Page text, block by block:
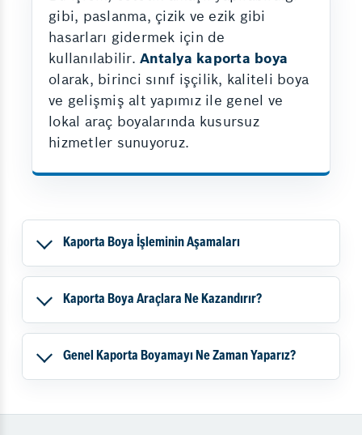
gibi, paslanma, çizik ve ezik gibi
hasarları gidermek için de
kullanılabilir. Antalya kaporta boya
olarak, birinci sınıf işçilik, kaliteli boya
ve gelişmiş alt yapımız ile genel ve
lokal araç boyalarında kusursuz
hizmetler sunuyoruz.
Kaporta Boya İşleminin Aşamaları
Kaporta Boya Araçlara Ne Kazandırır?
Genel Kaporta Boyamayı Ne Zaman Yaparız?